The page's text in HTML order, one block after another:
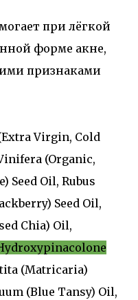
при лёгкой
форме акне,
признаками
Virgin, Cold
(Organic,
Seed Oil, Rubus
Seed Oil,
Chia) Oil,
(Matricaria)
(Blue Tansy) Oil,